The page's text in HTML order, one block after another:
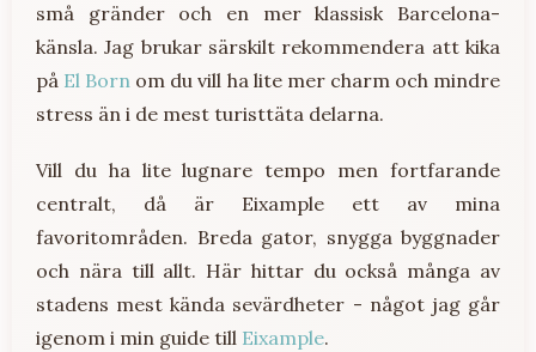
små gränder och en mer klassisk Barcelona-
känsla. Jag brukar särskilt rekommendera att kika
på El Born om du vill ha lite mer charm och mindre
stress än i de mest turisttäta delarna.
Vill du ha lite lugnare tempo men fortfarande
centralt, då är Eixample ett av mina
favoritområden. Breda gator, snygga byggnader
och nära till allt. Här hittar du också många av
stadens mest kända sevärdheter - något jag går
igenom i min guide till Eixample.